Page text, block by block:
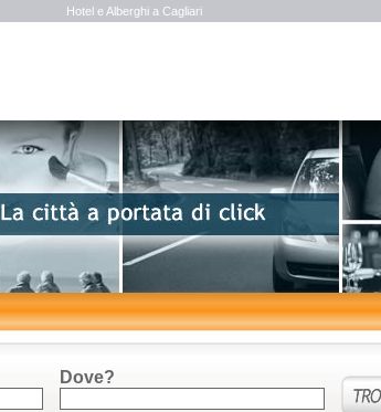
Hotel e Alberghi a Cagliari
Dove?